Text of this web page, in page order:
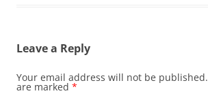
Leave a Reply
Your email address will not be published.
are marked *